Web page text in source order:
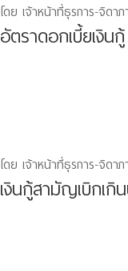
โดย เจ้าหน้าที่ธุรการ-จิด
อัตราดอกเบี้ยเงินกู้
โดย เจ้าหน้าที่ธุรการ-จิด
เงินกู้สามัญเบิกเ